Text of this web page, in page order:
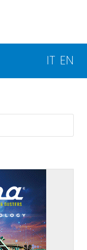
IT EN